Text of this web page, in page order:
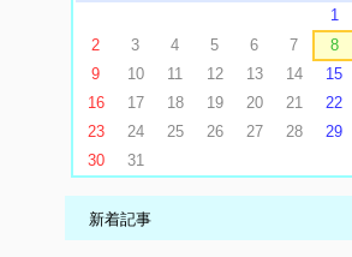
1
2
3 4 5 6 7
8
9
10 11 12 13 14
15
16
17 18 19 20 21
22
23
24 25 26 27 28
29
30
31
新着記事